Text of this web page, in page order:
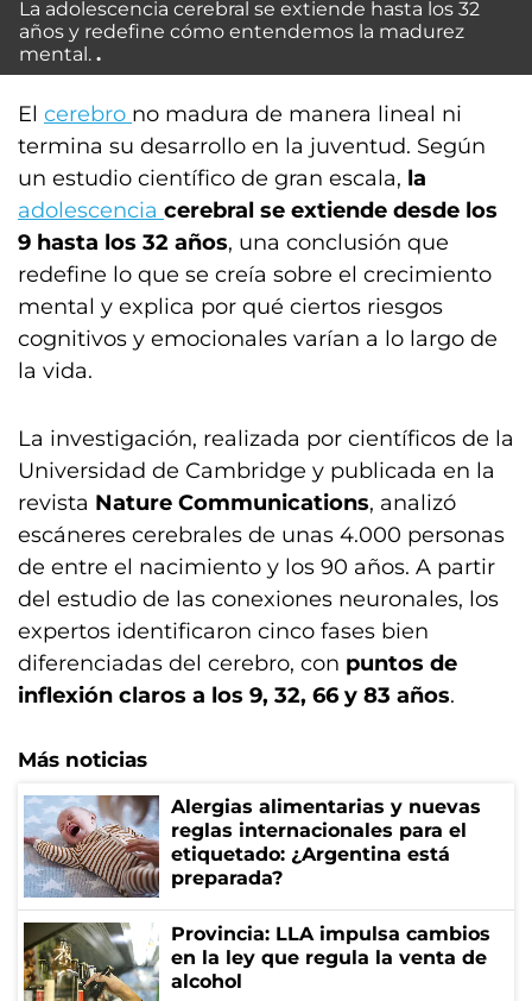
La adolescencia cerebral se extiende hasta los 32
años y redefine cómo entendemos la madurez
mental.
El cerebro no madura de manera lineal ni
termina su desarrollo en la juventud. Según
un estudio científico de gran escala, la
adolescencia cerebral se extiende desde los
9 hasta los 32 años, una conclusión que
redefine lo que se creía sobre el crecimiento
mental y explica por qué ciertos riesgos
cognitivos y emocionales varían a lo largo de
la vida.
La investigación, realizada por científicos de la
Universidad de Cambridge y publicada en la
revista Nature Communications, analizó
escáneres cerebrales de unas 4.000 personas
de entre el nacimiento y los 90 años. A partir
del estudio de las conexiones neuronales, los
expertos identificaron cinco fases bien
diferenciadas del cerebro, con puntos de
inflexión claros a los 9, 32, 66 y 83 años.
Más noticias
Alergias alimentarias y nuevas
reglas internacionales para el
etiquetado: ¿Argentina está
preparada?
Provincia: LLA impulsa cambios
en la ley que regula la venta de
alcohol